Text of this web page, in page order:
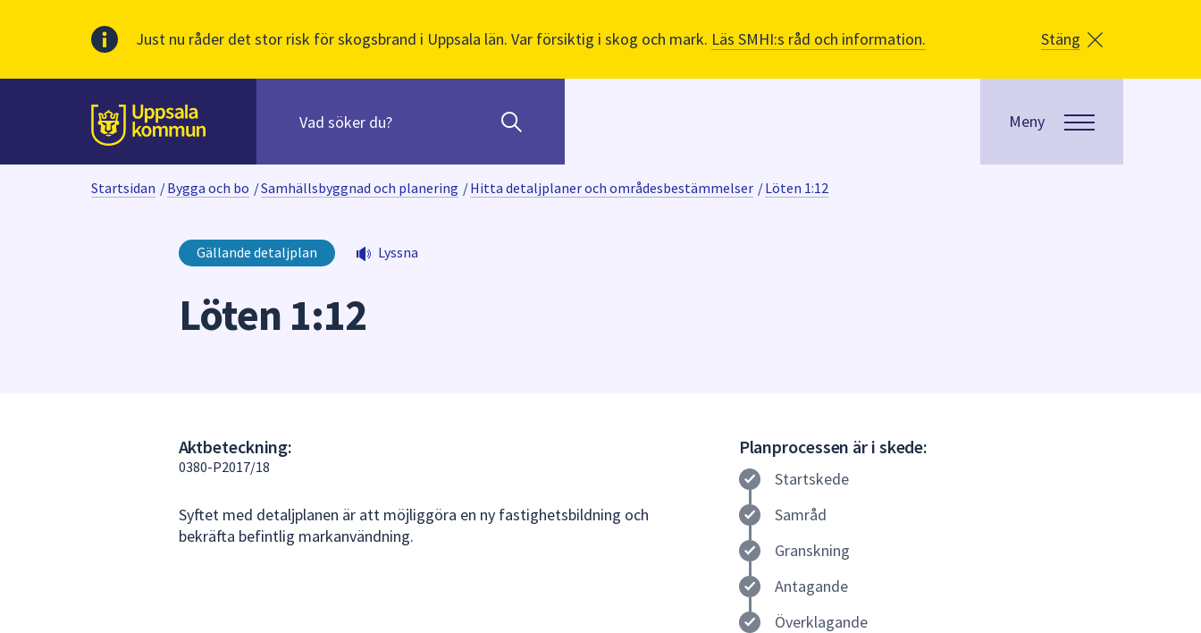
Just nu råder det stor risk för skogsbrand i Uppsala län. Var försiktig i skog och mark. Läs SMHI:s råd och information. Stäng
Till sidans
huvudinnehåll
innehåll
När
börjar
skriva
sökfältet
kommer
Använd
piltangenterna
att
navigera
Meny
Startsidan /Bygga och bo /Samhällsbyggnad och planering /Hitta detaljplaner och områdesbestämmelser /Löten 1:12
Gällande detaljplan Lyssna
Löten 1:12
Aktbeteckning:
0380-P2017/18
Syftet med detaljplanen är att möjliggöra en ny fastighetsbildning och
bekräfta befintlig markanvändning.
Planprocessen är i skede:
Startskede
Samråd
Granskning
Antagande
Överklagande